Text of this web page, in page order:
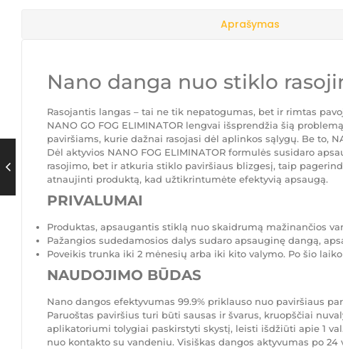
Aprašymas
Nano danga nuo stiklo
Rasojantis langas – tai ne tik nepatogumas, bet ir rimtas
NANO GO FOG ELIMINATOR lengvai išsprendžia šią
paviršiams, kurie dažnai rasojasi dėl aplinkos sąlygų. Be to,
Dėl aktyvios NANO FOG ELIMINATOR formulės susidaro
rasojimo, bet ir atkuria stiklo paviršiaus blizgesį, taip
atnaujinti produktą, kad užtikrintumėte efektyvią apsaugą.
PRIVALUMAI
Produktas, apsaugantis stiklą nuo skaidrumą mažinančios
Pažangios sudedamosios dalys sudaro apsauginę dangą,
Poveikis trunka iki 2 mėnesių arba iki kito valymo. Po šio
NAUDOJIMO BŪDAS
Nano dangos efektyvumas 99.9% priklauso nuo paviršiaus
Paruoštas paviršius turi būti sausas ir švarus, kruopščiai
aplikatoriumi tolygiai paskirstyti skystį, leisti išdžiūti apie 1
nuo kontakto su vandeniu. Visiškas dangos aktyvumas po